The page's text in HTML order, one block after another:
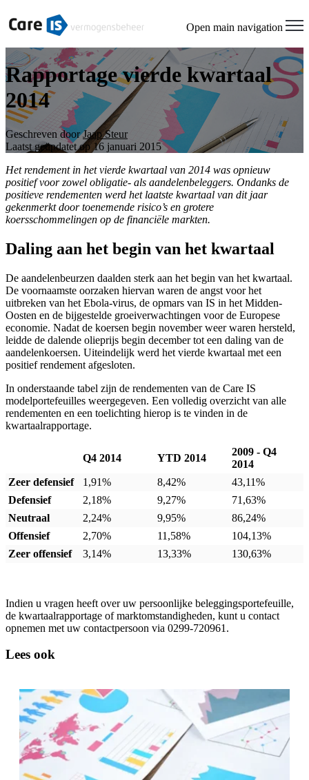
Open main navigation
Rapportage vierde kwartaal
2014
Geschreven doorJaap Steur
Laatst geüpdatet op 16 januari 2015
Het rendement in het vierde kwartaal van 2014 was opnieuw
positief voor zowel obligatie- als aandelenbeleggers. Ondanks de
positieve rendementen werd het laatste kwartaal van dit jaar
gekenmerkt door toenemende risico’s en grotere
koersschommelingen op de financiële markten.
Daling aan het begin van het kwartaal
De aandelenbeurzen daalden sterk aan het begin van het kwartaal.
De voornaamste oorzaken hiervan waren de angst voor het
uitbreken van het Ebola-virus, de opmars van IS in het Midden-
Oosten en de bijgestelde groeiverwachtingen voor de Europese
economie. Nadat de koersen begin november weer waren hersteld,
leidde de dalende olieprijs begin december tot een daling van de
aandelenkoersen. Uiteindelijk werd het vierde kwartaal met een
positief rendement afgesloten.
In onderstaande tabel zijn de rendementen van de Care IS
modelportefeuilles weergegeven. Een volledig overzicht van alle
rendementen en een toelichting hierop is te vinden in de
kwartaalrapportage.
Q4 2014 YTD 2014
2009 - Q4
2014
Zeer defensief
1,91% 8,42%
43,11%
Defensief
2,18% 9,27%
71,63%
Neutraal
2,24% 9,95%
86,24%
Offensief
2,70% 11,58%
104,13%
Zeer offensief
3,14% 13,33% 130,63%
Indien u vragen heeft over uw persoonlijke beleggingsportefeuille,
de kwartaalrapportage of marktomstandigheden, kunt u contact
opnemen met uw contactpersoon via 0299-720961.
Lees ook